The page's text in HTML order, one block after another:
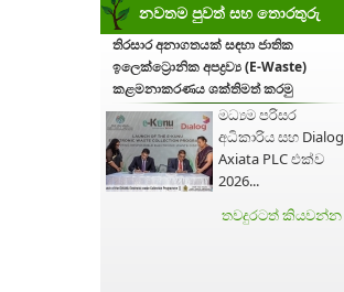
නවතම පුවත් සහ තොරතුරු
තිරසාර අනාගතයක් සඳහා ජාතික
ඉලෙක්ට්‍රොනික අපද්‍රව්‍ය (E-Waste)
කළමනාකරණය ශක්තිමත් කරමු
මධ්‍යම පරිසර
අධිකාරිය සහ Dialog
Axiata PLC එක්ව
2026...
තවදුරටත් කියවන්න